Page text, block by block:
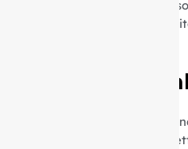
facilite la gestion de vos
assurant ainsi une
Facilité
Le mandrin de 12 mm est
rapide et sans tracas,